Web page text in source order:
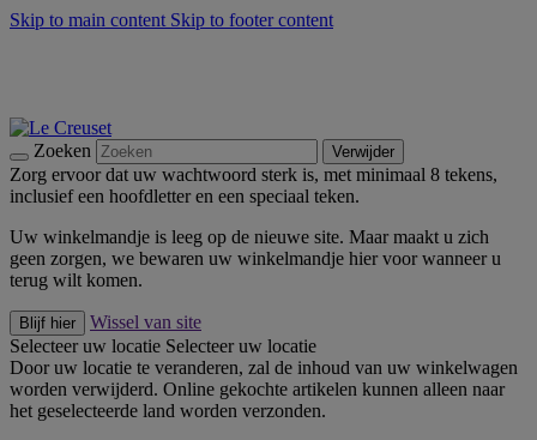
Skip to main content Skip to footer content
Zoeken Verwijder
Zorg ervoor dat uw wachtwoord sterk is, met minimaal 8 tekens,
inclusief een hoofdletter en een speciaal teken.
Uw winkelmandje is leeg op de nieuwe site. Maar maakt u zich
geen zorgen, we bewaren uw winkelmandje hier voor wanneer u
terug wilt komen.
Blijf hier
Wissel van site
Selecteer uw locatie Selecteer uw locatie
Door uw locatie te veranderen, zal de inhoud van uw winkelwagen
worden verwijderd. Online gekochte artikelen kunnen alleen naar
het geselecteerde land worden verzonden.